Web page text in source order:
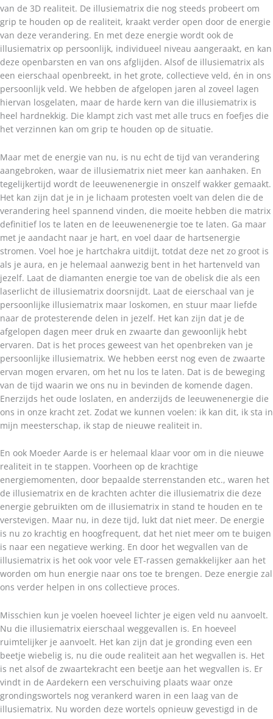
van de 3D realiteit. De illusiematrix die nog steeds probeert om
grip te houden op de realiteit, kraakt verder open door de energie
van deze verandering. En met deze energie wordt ook de
illusiematrix op persoonlijk, individueel niveau aangeraakt, en kan
deze openbarsten en van ons afglijden. Alsof de illusiematrix als
een eierschaal openbreekt, in het grote, collectieve veld, én in ons
persoonlijk veld. We hebben de afgelopen jaren al zoveel lagen
hiervan losgelaten, maar de harde kern van die illusiematrix is
heel hardnekkig. Die klampt zich vast met alle trucs en foefjes die
het verzinnen kan om grip te houden op de situatie.
Maar met de energie van nu, is nu echt de tijd van verandering
aangebroken, waar de illusiematrix niet meer kan aanhaken. En
tegelijkertijd wordt de leeuwenenergie in onszelf wakker gemaakt.
Het kan zijn dat je in je lichaam protesten voelt van delen die de
verandering heel spannend vinden, die moeite hebben die matrix
definitief los te laten en de leeuwenenergie toe te laten. Ga maar
met je aandacht naar je hart, en voel daar de hartsenergie
stromen. Voel hoe je hartchakra uitdijt, totdat deze net zo groot is
als je aura, en je helemaal aanwezig bent in het hartenveld van
jezelf. Laat de diamanten energie toe van de obelisk die als een
laserlicht de illusiematrix doorsnijdt. Laat de eierschaal van je
persoonlijke illusiematrix maar loskomen, en stuur maar liefde
naar de protesterende delen in jezelf. Het kan zijn dat je de
afgelopen dagen meer druk en zwaarte dan gewoonlijk hebt
ervaren. Dat is het proces geweest van het openbreken van je
persoonlijke illusiematrix. We hebben eerst nog even de zwaarte
ervan mogen ervaren, om het nu los te laten. Dat is de beweging
van de tijd waarin we ons nu in bevinden de komende dagen.
Enerzijds het oude loslaten, en anderzijds de leeuwenenergie die
ons in onze kracht zet. Zodat we kunnen voelen: ik kan dit, ik sta in
mijn meesterschap, ik stap de nieuwe realiteit in.
En ook Moeder Aarde is er helemaal klaar voor om in die nieuwe
realiteit in te stappen. Voorheen op de krachtige
energiemomenten, door bepaalde sterrenstanden etc., waren het
de illusiematrix en de krachten achter die illusiematrix die deze
energie gebruikten om de illusiematrix in stand te houden en te
verstevigen. Maar nu, in deze tijd, lukt dat niet meer. De energie
is nu zo krachtig en hoogfrequent, dat het niet meer om te buigen
is naar een negatieve werking. En door het wegvallen van de
illusiematrix is het ook voor vele ET-rassen gemakkelijker aan het
worden om hun energie naar ons toe te brengen. Deze energie zal
ons verder helpen in ons collectieve proces.
Misschien kun je voelen hoeveel lichter je eigen veld nu aanvoelt.
Nu die illusiematrix eierschaal weggevallen is. En hoeveel
ruimtelijker je aanvoelt. Het kan zijn dat je gronding even een
beetje wiebelig is, nu die oude realiteit aan het wegvallen is. Het
is net alsof de zwaartekracht een beetje aan het wegvallen is. Er
vindt in de Aardekern een verschuiving plaats waar onze
grondingswortels nog verankerd waren in een laag van de
illusiematrix. Nu worden deze wortels opnieuw gevestigd in de